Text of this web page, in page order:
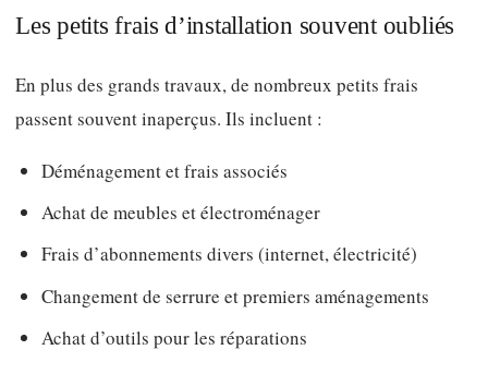
Les petits frais d’installation souvent oubliés
En plus des grands travaux, de nombreux petits frais
passent souvent inaperçus. Ils incluent :
Déménagement et frais associés
Achat de meubles et électroménager
Frais d’abonnements divers (internet, électricité)
Changement de serrure et premiers aménagements
Achat d’outils pour les réparations